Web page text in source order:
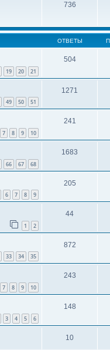
736
ОТВЕТЫ
19 20 21
504
49 50 51
1271
7 8 9 10
241
66 67 68
1683
6 7 8 9
205
1 2
44
33 34 35
872
7 8 9 10
243
3 4 5 6
148
10